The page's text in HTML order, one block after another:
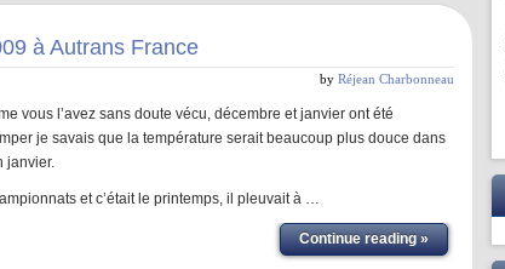
à Autrans France
by Réjean Charbonneau
vous l’avez sans doute vécu, décembre et janvier ont été
je savais que la température serait beaucoup plus douce dans
janvier.
et c’était le printemps, il pleuvait à …
Continue reading »